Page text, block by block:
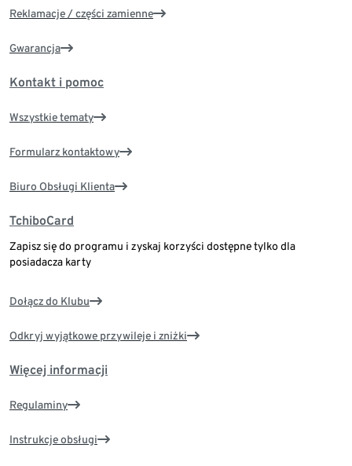
Reklamacje / części zamienne
Gwarancja
Kontakt i pomoc
Wszystkie tematy
Formularz kontaktowy
Biuro Obsługi Klienta
TchiboCard
Zapisz się do programu i zyskaj korzyści dostępne tylko dla
posiadacza karty
Dołącz do Klubu
Odkryj wyjątkowe przywileje i zniżki
Więcej informacji
Regulaminy
Instrukcje obsługi